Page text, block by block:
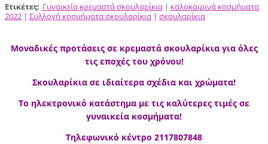
Ετικέτες: Γυναικεία κρεμαστά σκουλαρίκια | καλοκαιρινά κοσμήματα
2022 | Συλλογή κοσμήματα σκουλαρίκια | σκουλαρίκια
Μοναδικές προτάσεις σε κρεμαστά σκουλαρίκια για όλες
τις εποχές του χρόνου!
Σκουλαρίκια σε ιδιαίτερα σχέδια και χρώματα!
Το ηλεκτρονικό κατάστημα με τις καλύτερες τιμές σε
γυναικεία κοσμήματα!
Τηλεφωνικό κέντρο 2117807848